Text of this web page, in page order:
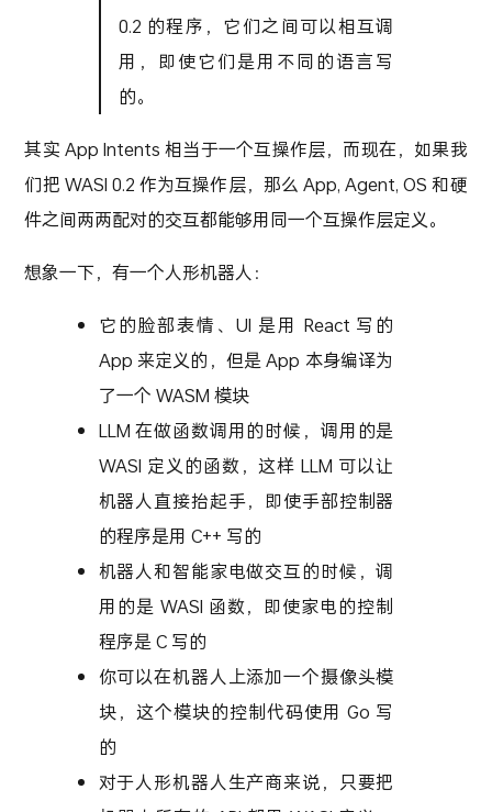
0.2 的程序，它们之间可以相互调
用，即使它们是用不同的语言写
的。
其实 App Intents 相当于一个互操作层，而现在，如果我
们把 WASI 0.2 作为互操作层，那么 App, Agent, OS 和硬
件之间两两配对的交互都能够用同一个互操作层定义。
想象一下，有一个人形机器人：
它的脸部表情、UI 是用 React 写的
App 来定义的，但是 App 本身编译为
了一个 WASM 模块
LLM 在做函数调用的时候，调用的是
WASI 定义的函数，这样 LLM 可以让
机器人直接抬起手，即使手部控制器
的程序是用 C++ 写的
机器人和智能家电做交互的时候，调
用的是 WASI 函数，即使家电的控制
程序是 C 写的
你可以在机器人上添加一个摄像头模
块，这个模块的控制代码使用 Go 写
的
对于人形机器人生产商来说，只要把